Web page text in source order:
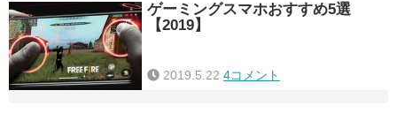
ゲーミングスマホおすすめ5選
【2019】
2019.5.22 4コメント